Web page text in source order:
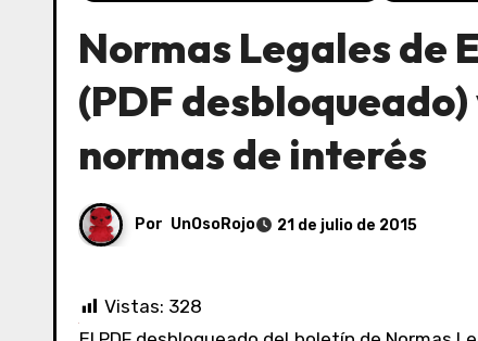
Normas Legales de
(PDF
normas de interés
Por UnOsoRojo 21 de julio de 2015
Vistas: 328